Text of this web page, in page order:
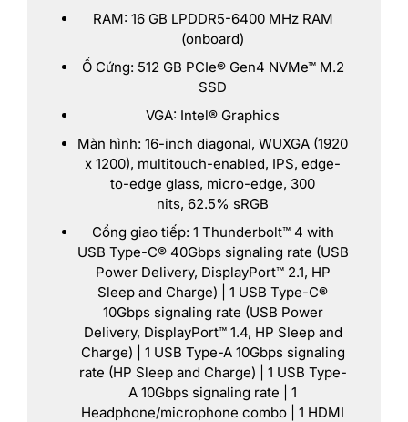
RAM: 16 GB LPDDR5-6400 MHz RAM
(onboard)
Ổ Cứng: 512 GB PCIe® Gen4 NVMe™ M.2
SSD
VGA: Intel® Graphics
Màn hình: 16-inch diagonal, WUXGA (1920
x 1200), multitouch-enabled, IPS, edge-
to-edge glass, micro-edge, 300
nits, 62.5% sRGB
Cổng giao tiếp: 1 Thunderbolt™ 4 with
USB Type-C® 40Gbps signaling rate (USB
Power Delivery, DisplayPort™ 2.1, HP
Sleep and Charge) | 1 USB Type-C®
10Gbps signaling rate (USB Power
Delivery, DisplayPort™ 1.4, HP Sleep and
Charge) | 1 USB Type-A 10Gbps signaling
rate (HP Sleep and Charge) | 1 USB Type-
A 10Gbps signaling rate | 1
Headphone/microphone combo | 1 HDMI